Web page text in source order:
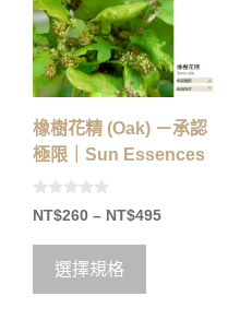
橡樹花精 (Oak) －承認
極限｜Sun Essences
0
o
5
NT$260 – NT$495
選擇規格